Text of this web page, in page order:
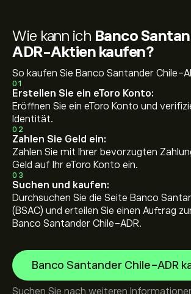
Wie kann ich Banco
ADR-Aktien kaufen?
So kaufen Sie Banco Santander Chile-
01
Erstellen Sie ein eToro Konto:
Eröffnen Sie ein eToro Konto und
Identität.
02
Zahlen Sie Geld ein:
Zahlen Sie mit Ihrer bevorzugten
Geld auf Ihr eToro Konto ein.
03
Suchen und kaufen:
Durchsuchen Sie die Seite Banco
(BSAC) und erteilen Sie einen Auftrag
Banco Santander Chile-ADR.
Banco Santander Chile-ADR
Suchen Sie nach weiteren